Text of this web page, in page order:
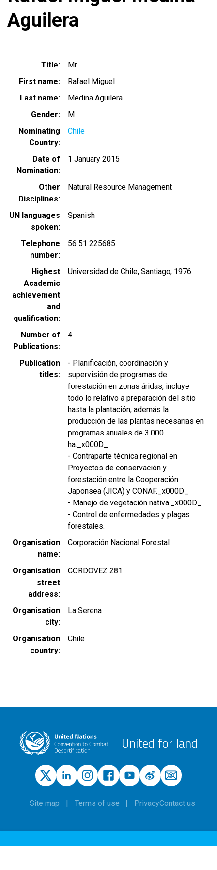
Aguilera
Title
Mr.
First name
Rafael Miguel
Last name
Medina Aguilera
Gender
M
Nominating
Country
Chile
Date of
Nomination
1 January 2015
Other
Disciplines
Natural Resource Management
UN languages
spoken
Spanish
Telephone
number
56 51 225685
Highest
Academic
achievement
and
qualification
Universidad de Chile, Santiago, 1976.
Number of
Publications
4
Publication
titles
- Planificación, coordinación y
supervisión de programas de
forestación en zonas áridas, incluye
todo lo relativo a preparación del sitio
hasta la plantación, además la
producción de las plantas necesarias en
programas anuales de 3.000
ha._x000D_
- Contraparte técnica regional en
Proyectos de conservación y
forestación entre la Cooperación
Japonsea (JICA) y CONAF._x000D_
- Manejo de vegetación nativa._x000D_
- Control de enfermedades y plagas
forestales.
Organisation
name
Corporación Nacional Forestal
Organisation
street
address
CORDOVEZ 281
Organisation
city
La Serena
Organisation
country
Chile
United for land
Site map Terms of use PrivacyContact us